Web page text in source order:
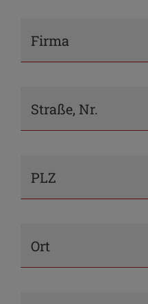
Firma
Straße, Nr.
PLZ
Ort